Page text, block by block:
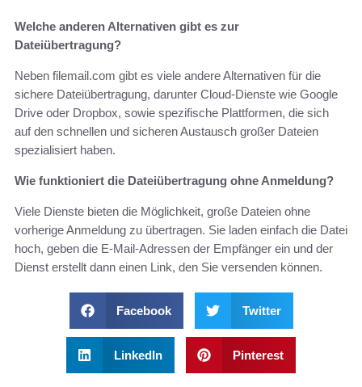
Welche anderen Alternativen gibt es zur
Dateiübertragung?
Neben filemail.com gibt es viele andere Alternativen für die
sichere Dateiübertragung, darunter Cloud-Dienste wie Google
Drive oder Dropbox, sowie spezifische Plattformen, die sich
auf den schnellen und sicheren Austausch großer Dateien
spezialisiert haben.
Wie funktioniert die Dateiübertragung ohne Anmeldung?
Viele Dienste bieten die Möglichkeit, große Dateien ohne
vorherige Anmeldung zu übertragen. Sie laden einfach die Datei
hoch, geben die E-Mail-Adressen der Empfänger ein und der
Dienst erstellt dann einen Link, den Sie versenden können.
Facebook Twitter
LinkedIn Pinterest